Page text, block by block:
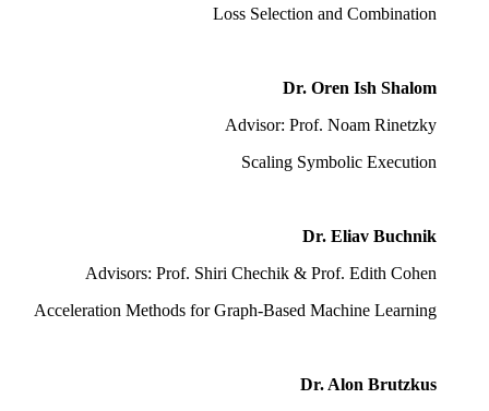
Loss Selection and Combination
Dr. Oren Ish Shalom
Advisor: Prof. Noam Rinetzky
Scaling Symbolic Execution
Dr. Eliav Buchnik
Advisors: Prof. Shiri Chechik & Prof. Edith Cohen
Acceleration Methods for Graph-Based Machine Learning
Dr. Alon Brutzkus